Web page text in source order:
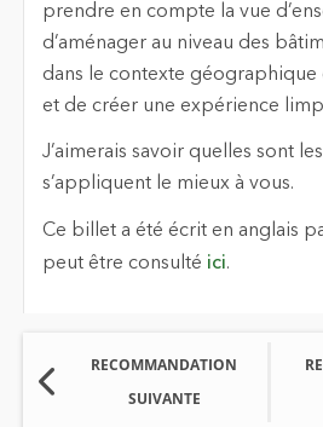
prendre en compte la vue
d’aménager au niveau des
dans le contexte géographique
et de créer une expérience
J’aimerais savoir quelles sont
s’appliquent le mieux à vous.
Ce billet a été écrit en anglais
peut être consulté ici.
RECOMMANDATION
SUIVANTE